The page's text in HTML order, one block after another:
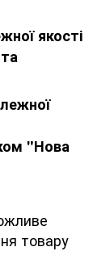
якості
"Нова
товару